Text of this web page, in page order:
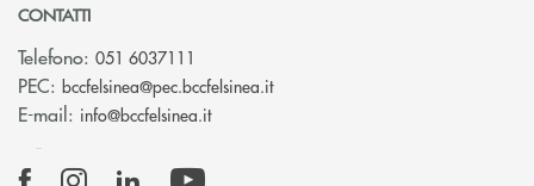
CONTATTI
Telefono: 051 6037111
PEC: bccfelsinea@pec.bccfelsinea.it(si apre l’app di posta
E-mail: info@bccfelsinea.it(si apre l’app di posta elettronica)